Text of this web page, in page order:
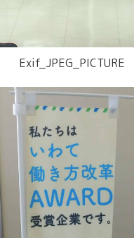
Exif_JPEG_PICTURE